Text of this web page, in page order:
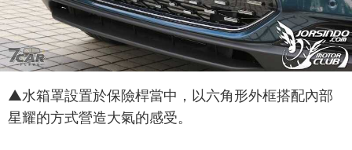
▲水箱罩設置於保險桿當中，以六角形外框搭配內部
星耀的方式營造大氣的感受。